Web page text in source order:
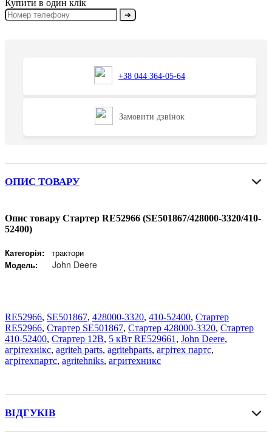
Купити в один клік
➔
+38 044 364-05-64
Замовити дзвінок
ОПИС ТОВАРУ
Опис товару Стартер RE52966 (SE501867/428000-3320/410-
52400)
Категорія:
трактори
Модель: John Deere
RE52966, SE501867, 428000-3320, 410-52400, Стартер
RE52966, Стартер SE501867, Стартер 428000-3320, Стартер
410-52400, Стартер 12В, 5 кВт RE529661, John Deere,
агрітехнікс, agriteh parts, agritehparts, агрітех партс,
агрітехпартс, agritehniks, агритехникс
ВІДГУКІВ